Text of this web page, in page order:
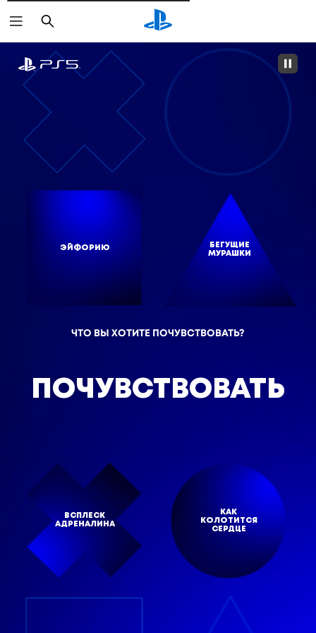
Поиск
ЭЙФОРИЮ
БЕГУЩИЕ
МУРАШКИ
ЧТО ВЫ ХОТИТЕ ПОЧУВСТВОВАТЬ?
ПОЧУВСТВОВАТЬ
ВСПЛЕСК
АДРЕНАЛИНА
КАК
КОЛОТИТСЯ
СЕРДЦЕ